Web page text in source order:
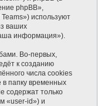
phpBB»,
используют
ваших
информация»).
Во-первых,
к созданию
числа cookies
папку временных
содержат только
«user-id») и